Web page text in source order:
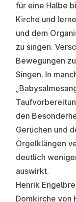
für eine Halbe
Kirche und
und dem
zu singen.
Bewegungen
Singen. In
den
Gerüchen und
Orgelklängen
deutlich
auswirkt.
Henrik
Domkirche von